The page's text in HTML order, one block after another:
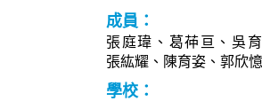
成員：
張庭瑋、葛茽亘、吳育
張紘耀、陳育姿、郭欣憶
學校：